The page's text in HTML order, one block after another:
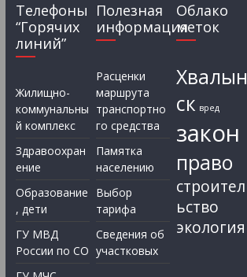
Телефоны
“Горячих
линий”
Жилищно-
коммунальны
й комплекс
Здравоохран
ение
Образование
, дети
ГУ МВД
России по СО
Полезная
информация
Расценки
маршрута
транспортно
го средства
Памятка
населению
Выбор
тарифа
Сведения об
участковых
Облако
меток
Хвалын
ск вред
закон
право
строител
ьство
экология